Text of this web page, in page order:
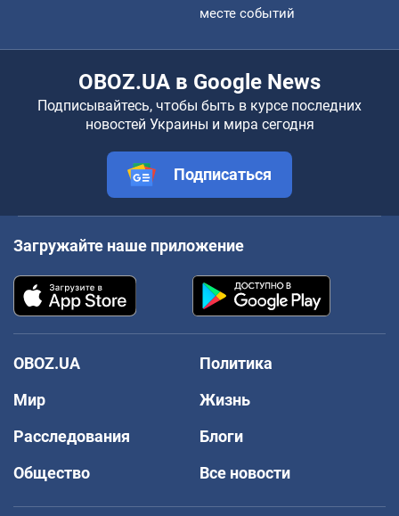
месте событий
OBOZ.UA в Google News
Подписывайтесь, чтобы быть в курсе последних
новостей Украины и мира сегодня
Подписаться
Загружайте наше приложение
OBOZ.UA
Политика
Мир
Жизнь
Расследования
Блоги
Общество
Все новости